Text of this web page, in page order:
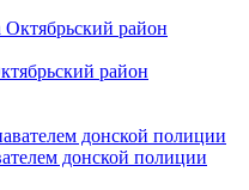
район
донской полиции